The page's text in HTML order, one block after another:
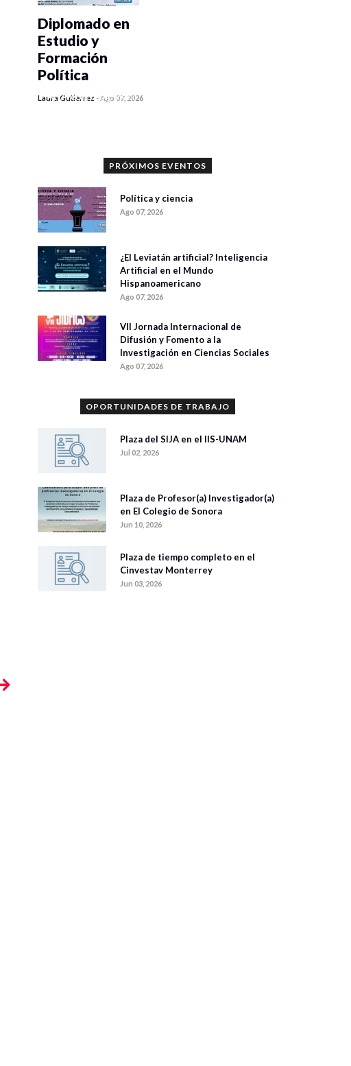
0 veces compartido
Diplomado en
Estudio y
Formación
Política
Laura Gutiérrez -Ago 07, 2026
PRÓXIMOS EVENTOS
Política y ciencia
Ago 07, 2026
¿El Leviatán artificial? Inteligencia
Artificial en el Mundo
Hispanoamericano
Ago 07, 2026
VII Jornada Internacional de
Difusión y Fomento a la
Investigación en Ciencias Sociales
Ago 07, 2026
OPORTUNIDADES DE TRABAJO
Plaza del SIJA en el IIS-UNAM
Jul 02, 2026
Plaza de Profesor(a) Investigador(a)
en El Colegio de Sonora
Jun 10, 2026
Plaza de tiempo completo en el
Cinvestav Monterrey
Jun 03, 2026